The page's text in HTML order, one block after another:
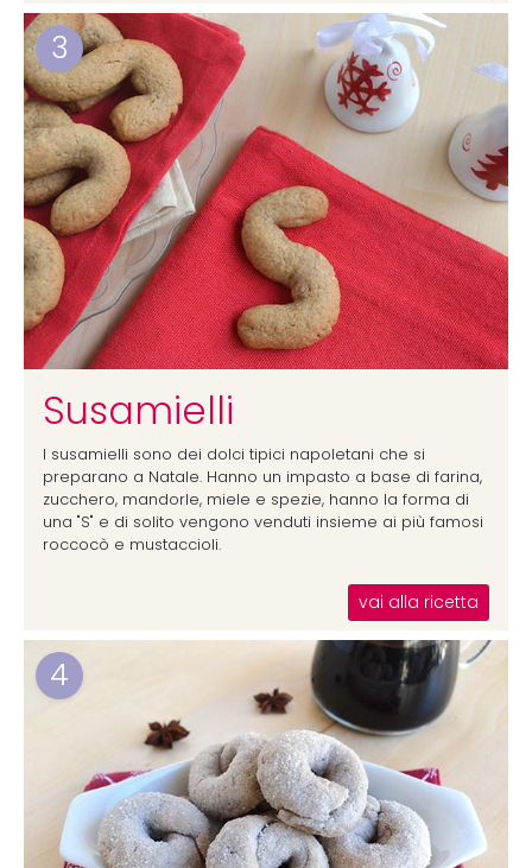
3
Susamielli
I susamielli sono dei dolci tipici napoletani che si
preparano a Natale. Hanno un impasto a base di farina,
zucchero, mandorle, miele e spezie, hanno la forma di
una "S" e di solito vengono venduti insieme ai più famosi
roccocò e mustaccioli.
vai alla ricetta
4